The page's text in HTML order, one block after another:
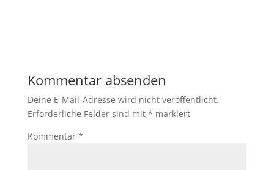
Kommentar absenden
Deine E-Mail-Adresse wird nicht veröffentlicht.
Erforderliche Felder sind mit * markiert
Kommentar *